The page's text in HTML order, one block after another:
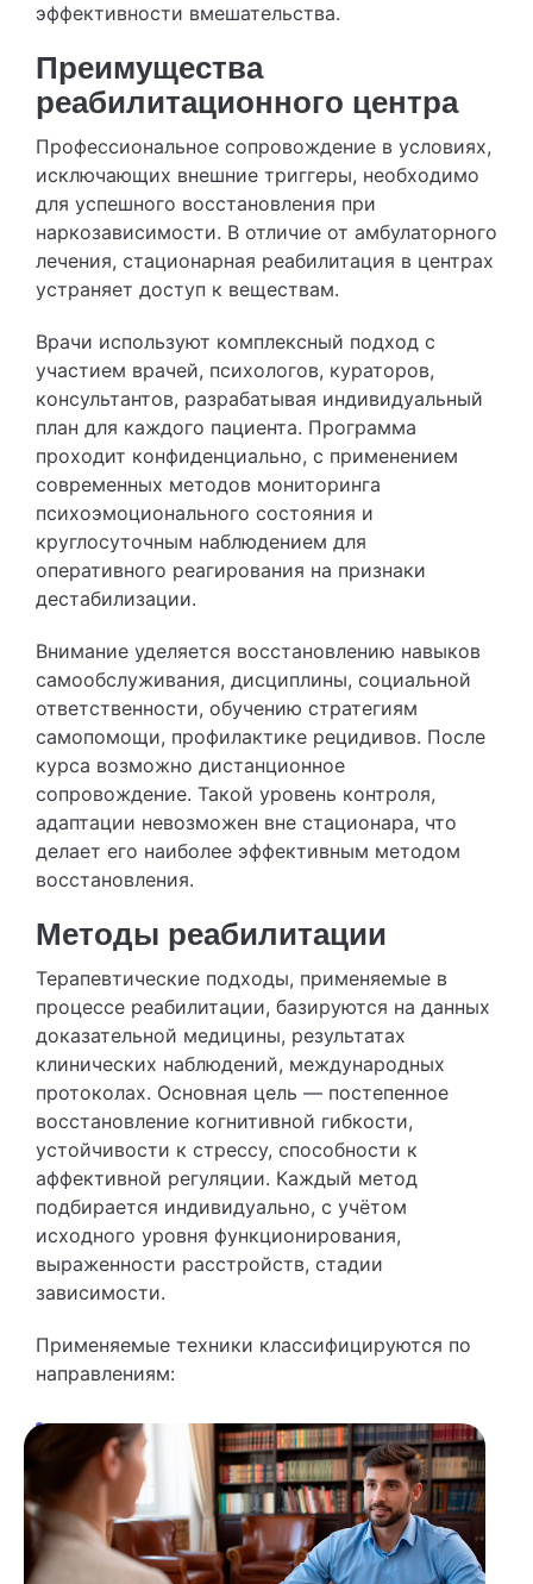
эффективности вмешательства.
Преимущества
реабилитационного центра
Профессиональное сопровождение в условиях,
исключающих внешние триггеры, необходимо
для успешного восстановления при
наркозависимости. В отличие от амбулаторного
лечения, стационарная реабилитация в центрах
устраняет доступ к веществам.
Врачи используют комплексный подход с
участием врачей, психологов, кураторов,
консультантов, разрабатывая индивидуальный
план для каждого пациента. Программа
проходит конфиденциально, с применением
современных методов мониторинга
психоэмоционального состояния и
круглосуточным наблюдением для
оперативного реагирования на признаки
дестабилизации.
Внимание уделяется восстановлению навыков
самообслуживания, дисциплины, социальной
ответственности, обучению стратегиям
самопомощи, профилактике рецидивов. После
курса возможно дистанционное
сопровождение. Такой уровень контроля,
адаптации невозможен вне стационара, что
делает его наиболее эффективным методом
восстановления.
Методы реабилитации
Терапевтические подходы, применяемые в
процессе реабилитации, базируются на данных
доказательной медицины, результатах
клинических наблюдений, международных
протоколах. Основная цель — постепенное
восстановление когнитивной гибкости,
устойчивости к стрессу, способности к
аффективной регуляции. Каждый метод
подбирается индивидуально, с учётом
исходного уровня функционирования,
выраженности расстройств, стадии
зависимости.
Применяемые техники классифицируются по
направлениям: